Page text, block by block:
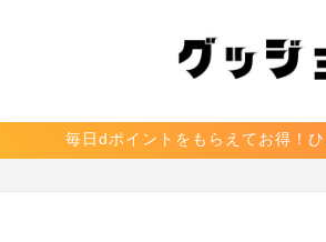
毎日dポイントをもらえてお得！